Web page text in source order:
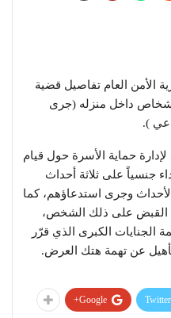
الأمن العام تفاصيل قضية
داخل منزله (جرى
).
لإدارة حماية الأسرة حول قيام
جنسياً على ثلاثة أحداث
وجرى استدعاؤهم، كما
القبض على ذلك الشخص،
الجنايات الكبرى الذي قرّر
عن تهمة هتك العرض.
Twitter
Google+